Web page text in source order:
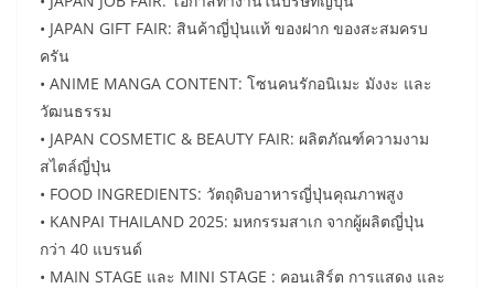
• JAPAN GIFT FAIR: สินค้าญี่ปุ่นแท้ ของฝาก ของสะสมครบ
ครัน
• ANIME MANGA CONTENT: โซนคนรักอนิเมะ มังงะ และ
วัฒนธรรม
• JAPAN COSMETIC & BEAUTY FAIR: ผลิตภัณฑ์ความงาม
สไตล์ญี่ปุ่น
• FOOD INGREDIENTS: วัตถุดิบอาหารญี่ปุ่นคุณภาพสูง
• KANPAI THAILAND 2025: มหกรรมสาเก จากผู้ผลิตญี่ปุ่น
กว่า 40 แบรนด์
• MAIN STAGE และ MINI STAGE : คอนเสิร์ต การแสดง และ